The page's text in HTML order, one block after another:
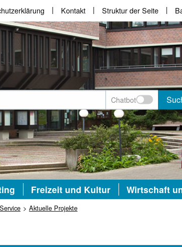
Kontakt Struktur der Seite
Chatbot
Freizeit und Kultur Wirtschaft
Aktuelle Projekte